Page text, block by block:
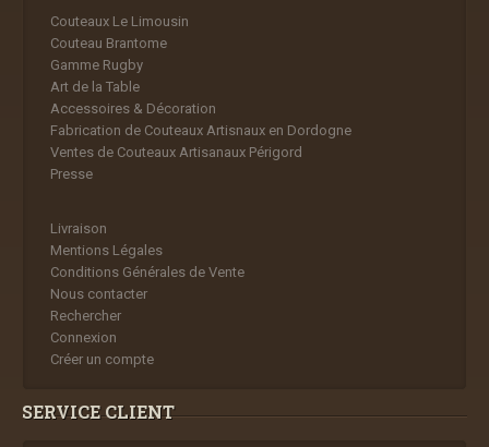
Couteaux Le Limousin
Couteau Brantome
Gamme Rugby
Art de la Table
Accessoires & Décoration
Fabrication de Couteaux Artisnaux en Dordogne
Ventes de Couteaux Artisanaux Périgord
Presse
Livraison
Mentions Légales
Conditions Générales de Vente
Nous contacter
Rechercher
Connexion
Créer un compte
SERVICE CLIENT